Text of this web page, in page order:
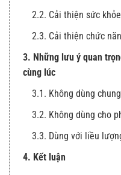
2.2. Cải thiện sức
2.3. Cải thiện chức
3. Những lưu ý quan
cùng lúc
3.1. Không dùng
3.2. Không dùng cho
3.3. Dùng với liều
4. Kết luận